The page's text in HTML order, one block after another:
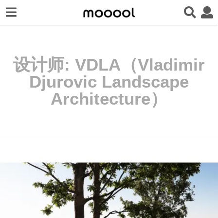
设计师: VDLA（Vladimir
Djurovic Landscape
Architecture）